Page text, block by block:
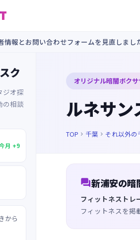
情報とお問い合わせフォームを見直しまし
ク
ジオ探
の相談
月 +9
から
オリジナル暗闇ボク
ルネサン
TOP  千葉  それ以外の
新浦安の暗
フィットネストレ
フィットネスを掲